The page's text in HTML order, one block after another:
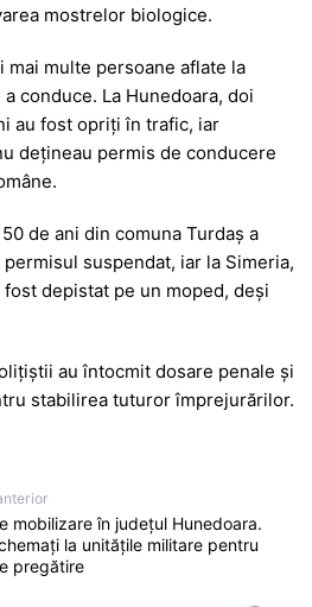
mostrelor biologice.
multe persoane aflate la
conduce. La Hunedoara, doi
au fost opriți în trafic, iar
dețineau permis de conducere
de ani din comuna Turdaș a
suspendat, iar la Simeria,
depistat pe un moped, deși
au întocmit dosare penale și
stabilirea tuturor împrejurărilor.
mobilizare în județul Hunedoara.
la unitățile militare pentru
pregătire